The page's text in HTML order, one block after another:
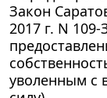
Закон
2017 г. N
уволенным с